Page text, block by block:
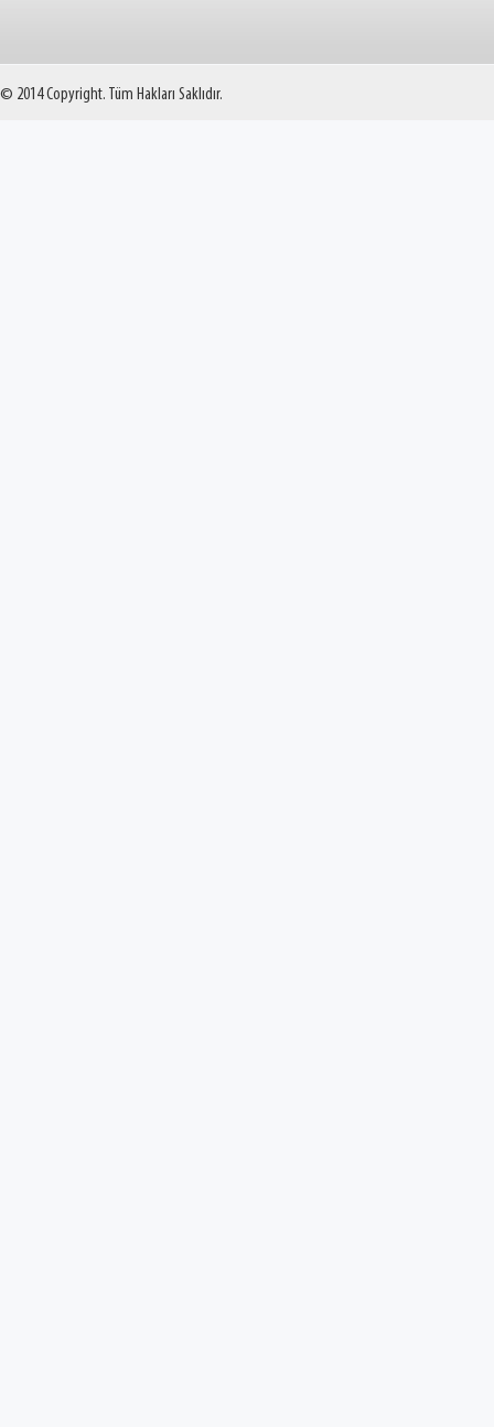
© 2014 Copyright. Tüm Hakları Saklıdır.